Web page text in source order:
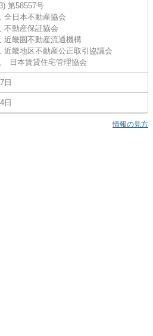
第58557号
全日本不動産協会
不動産保証協会
近畿圏不動産流通機構
近畿地区不動産公正取引協議会
日本賃貸住宅管理協会
日
日
情報の見方